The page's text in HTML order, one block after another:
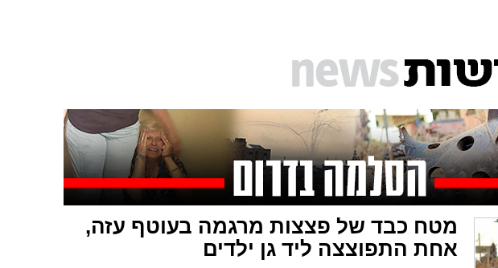
מטח כבד של פצצות מרגמה בעוטף עזה,
אחת התפוצצה ליד גן ילדים